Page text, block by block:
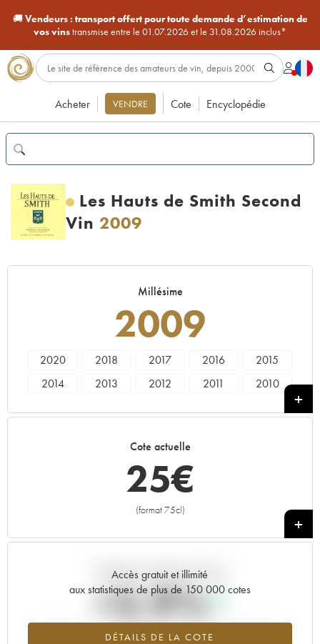
🚚Vendeurs : transport offert pour toute demande d’estimation de
vos vinstransmise entre le 01.07.2026 et le 31.08.2026 inclus*
Acheter VENDRE Cote Encyclopédie
Les Hauts de Smith Second
Vin 2009
Millésime
2009
2020 2018 2017 2016
2015
2014
2013 2012 2011
2010
Cote actuelle
25€
(format 75cl)
+
Accès gratuit et illimité
aux statistiques de plus de 150 000 cotes
DÉTAILS DE LA COTE
Tendance actuelle de la cote
+2.9%
Tendance à la hausse du millésime 2009 en 2026 par rapport à